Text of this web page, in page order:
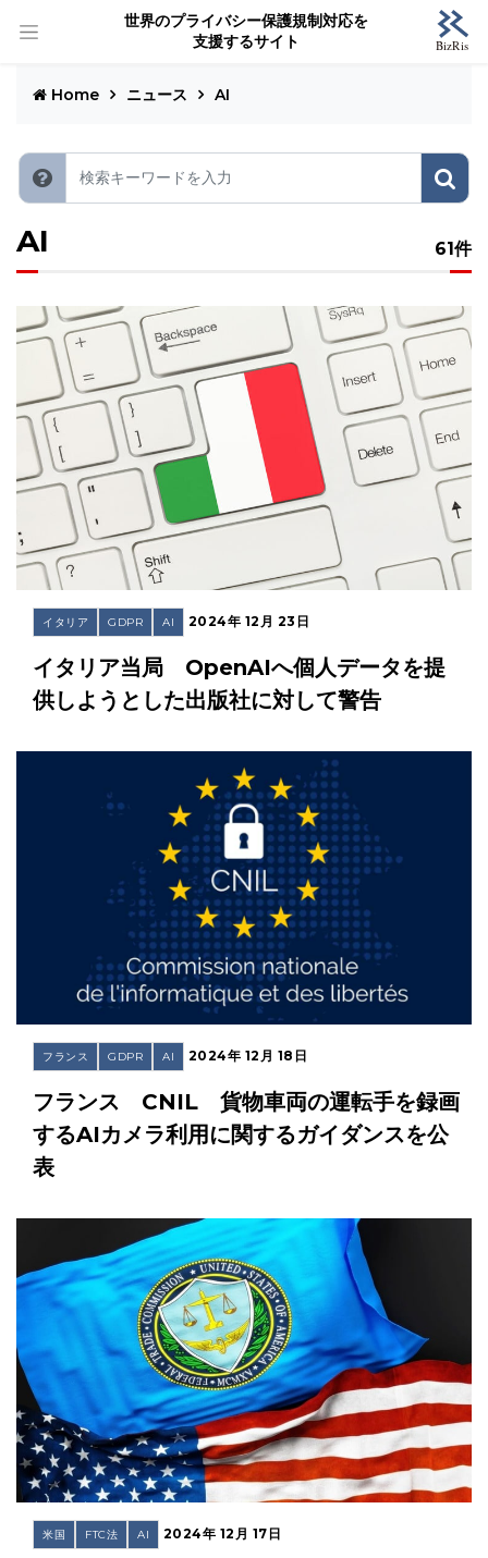
世界のプライバシー保護規制対応を
支援するサイト
Home ニュース AI
AI 61件
イタリア GDPR AI 2024年 12月 23日
イタリア当局 OpenAIへ個人データを提
供しようとした出版社に対して警告
フランス GDPR AI 2024年 12月 18日
フランス CNIL 貨物車両の運転手を録画
するAIカメラ利用に関するガイダンスを公
表
米国 FTC法 AI 2024年 12月 17日